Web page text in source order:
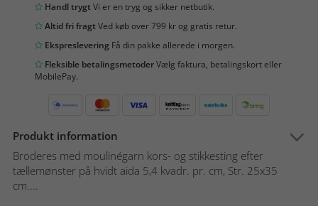
Handl trygtVi er en tryg og sikker netbutik.
Altid fri fragtVed køb over 799 kr og gratis retur.
Ekspreslevering Få din pakke allerede i morgen.
Fleksible betalingsmetoderVælg faktura, betalingskort eller
MobilePay.
Produkt information
Broderes med moulinégarn kors- og stikkesting efter
tællemønster på hvidt aida 5,4 kvadr. pr. cm, Str. 25x35
cm....